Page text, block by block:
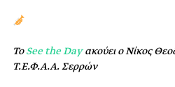
ΤοSee the Dayακούει ο Νίκος
Τ.Ε.Φ.Α.Α. Σερρών